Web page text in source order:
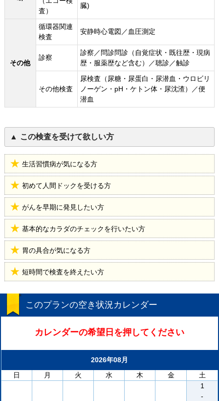
査）
臓)
その他
循環器関連
検査
安静時心電図／血圧測定
診察
診察／問診問診（自覚症状・既往歴・現病
歴・服薬歴など含む）／聴診／触診
その他検査
尿検査（尿糖・尿蛋白・尿潜血・ウロビリ
ノーゲン・pH・ケトン体・尿沈渣）／便
潜血
この検査を受けて欲しい方
生活習慣病が気になる方
初めて人間ドックを受ける方
がんを早期に発見したい方
基本的なカラダのチェックを行いたい方
胃の具合が気になる方
短時間で検査を終えたい方
このプランの空き状況カレンダー
カレンダーの希望日を押してください
2026年08月
日
月 火 水 木 金
土
1
-